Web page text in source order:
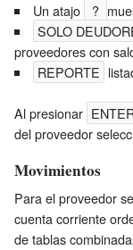
Un atajo
?
SOLO
proveedores con
REPORTE
Al presionar
del proveedor
Movimientos
Para el proveedor
cuenta corriente
de tablas